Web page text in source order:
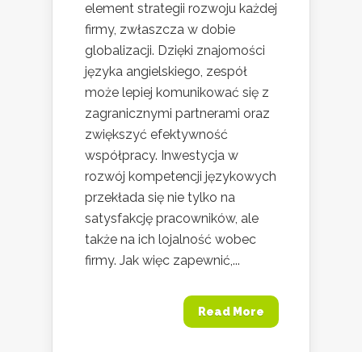
element strategii rozwoju każdej
firmy, zwłaszcza w dobie
globalizacji. Dzięki znajomości
języka angielskiego, zespół
może lepiej komunikować się z
zagranicznymi partnerami oraz
zwiększyć efektywność
współpracy. Inwestycja w
rozwój kompetencji językowych
przekłada się nie tylko na
satysfakcję pracowników, ale
także na ich lojalność wobec
firmy. Jak więc zapewnić,...
Read More